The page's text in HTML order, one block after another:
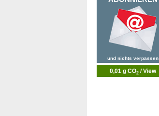
und nichts verpassen
0,01 g CO2 / View